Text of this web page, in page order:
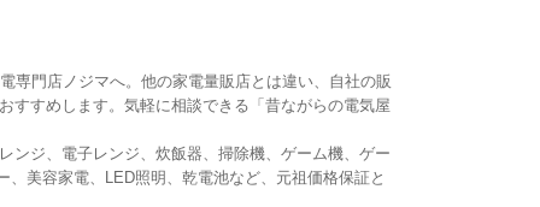
専門店ノジマへ。他の家電量販店とは違い、自社の販
すすめします。気軽に相談できる「昔ながらの電気屋
ンジ、電子レンジ、炊飯器、掃除機、ゲーム機、ゲー
美容家電、LED照明、乾電池など、元祖価格保証と